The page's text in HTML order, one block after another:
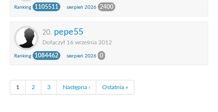
Ranking 1105511 sierpień 2026 2400
20. pepe55
Dołączył 16 września 2012
Ranking 1084462 sierpień 2026 0
1 2 3 Następna › Ostatnia »